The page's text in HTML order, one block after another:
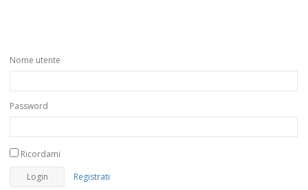
Nome utente
Password
Ricordami
Registrati